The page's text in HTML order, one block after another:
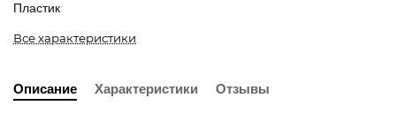
Пластик
Все характеристики
Описание Характеристики Отзывы